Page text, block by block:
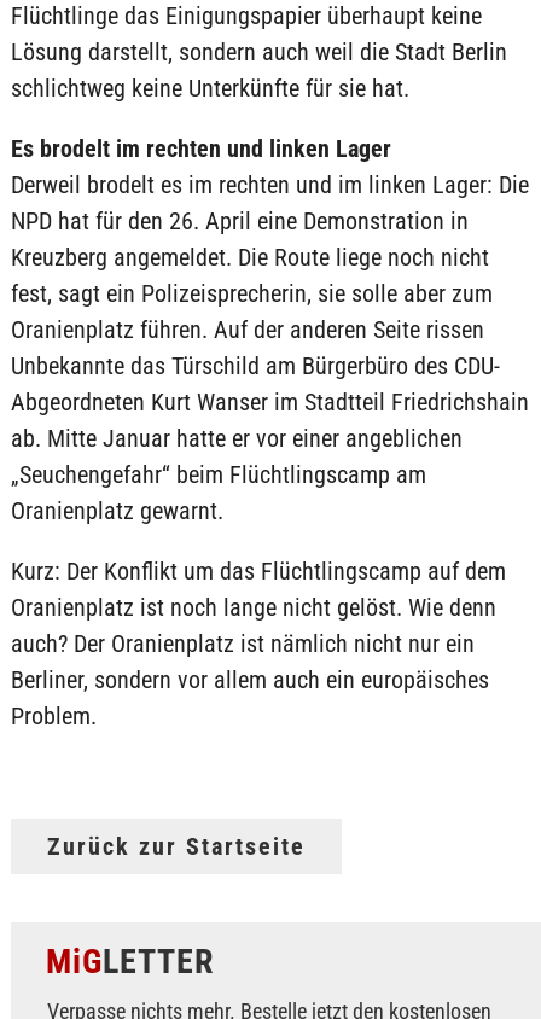
Flüchtlinge das Einigungspapier überhaupt keine
Lösung darstellt, sondern auch weil die Stadt Berlin
schlichtweg keine Unterkünfte für sie hat.
Es brodelt im rechten und linken Lager
Derweil brodelt es im rechten und im linken Lager: Die
NPD hat für den 26. April eine Demonstration in
Kreuzberg angemeldet. Die Route liege noch nicht
fest, sagt ein Polizeisprecherin, sie solle aber zum
Oranienplatz führen. Auf der anderen Seite rissen
Unbekannte das Türschild am Bürgerbüro des CDU-
Abgeordneten Kurt Wanser im Stadtteil Friedrichshain
ab. Mitte Januar hatte er vor einer angeblichen
„Seuchengefahr“ beim Flüchtlingscamp am
Oranienplatz gewarnt.
Kurz: Der Konflikt um das Flüchtlingscamp auf dem
Oranienplatz ist noch lange nicht gelöst. Wie denn
auch? Der Oranienplatz ist nämlich nicht nur ein
Berliner, sondern vor allem auch ein europäisches
Problem.
Zurück zur Startseite
MiGLETTER
Verpasse nichts mehr. Bestelle jetzt den kostenlosen